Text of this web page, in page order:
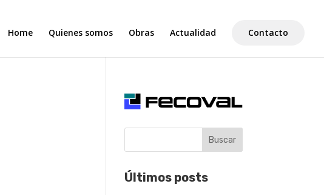
Home Quienes somos Obras Actualidad Contacto
Buscar
Últimos posts